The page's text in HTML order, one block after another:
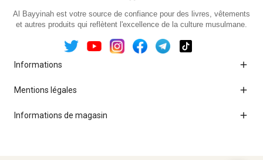
Al Bayyinah est votre source de confiance pour des livres, vêtements
et autres produits qui reflètent l'excellence de la culture musulmane.
Informations 
Mentions légales 
Informations de magasin 